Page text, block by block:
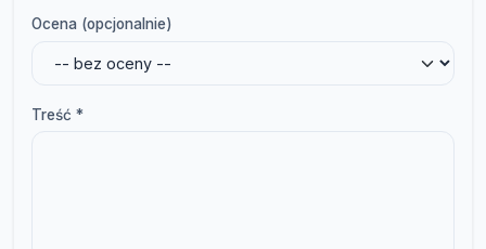
Ocena (opcjonalnie)
Treść *